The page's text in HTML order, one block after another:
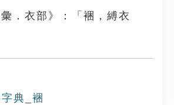
．衣部》：「裍，縛衣
典_裍